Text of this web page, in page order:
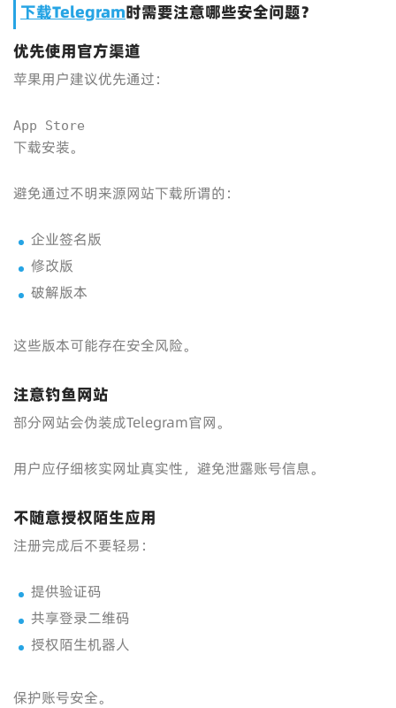
下载Telegram时需要注意哪些安全问题？
优先使用官方渠道
苹果用户建议优先通过：
App Store
下载安装。
避免通过不明来源网站下载所谓的：
企业签名版
修改版
破解版本
这些版本可能存在安全风险。
注意钓鱼网站
部分网站会伪装成Telegram官网。
用户应仔细核实网址真实性，避免泄露账号信息。
不随意授权陌生应用
注册完成后不要轻易：
提供验证码
共享登录二维码
授权陌生机器人
保护账号安全。